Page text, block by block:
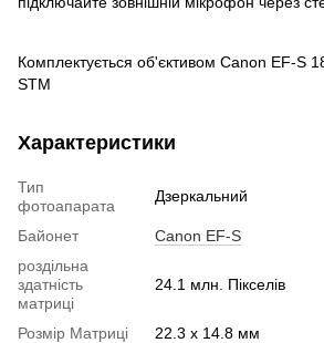
Комплектується об'єктивом Canon EF-S
STM
Характеристики
Тип
фотоапарата
Дзеркальний
Байонет
Canon EF-S
роздільна
здатність
матриці
24.1 млн. Пікселів
Розмір Матриці
22.3 x 14.8 мм